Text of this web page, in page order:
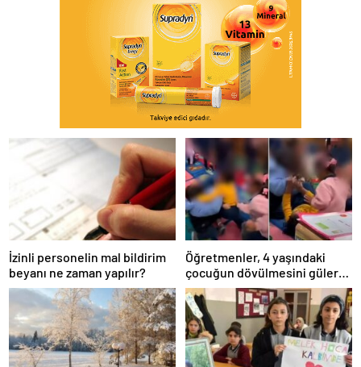
İzinli personelin mal bildirim
beyanı ne zaman yapılır?
Öğretmenler, 4 yaşındaki
çocuğun dövülmesini gülerek
izledi